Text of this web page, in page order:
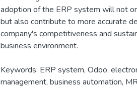
adoption of the ERP system will not
but also contribute to more accurate
company's competitiveness and
business environment.
Keywords: ERP system, Odoo,
management, business automation,